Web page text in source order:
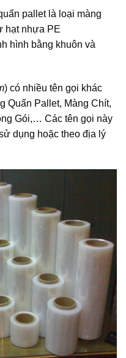
pallet là loại màng
hạt nhựa PE
hình bằng khuôn và
) có nhiều tên gọi khác
Quấn Pallet, Màng Chít,
Gói,… Các tên gọi này
dụng hoặc theo địa lý